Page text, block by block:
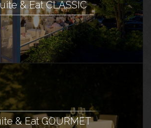
& Eat CLASSIC
& Eat GOURMET